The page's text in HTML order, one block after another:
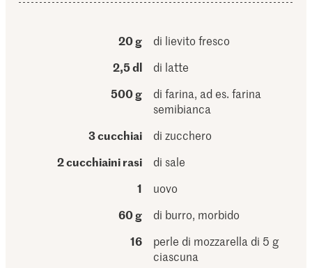
20 g
di lievito fresco
2,5 dl
di latte
500 g
di farina, ad es. farina
semibianca
3 cucchiai
di zucchero
2 cucchiaini rasi
di sale
1
uovo
60 g
di burro, morbido
16
perle di mozzarella di 5 g
ciascuna